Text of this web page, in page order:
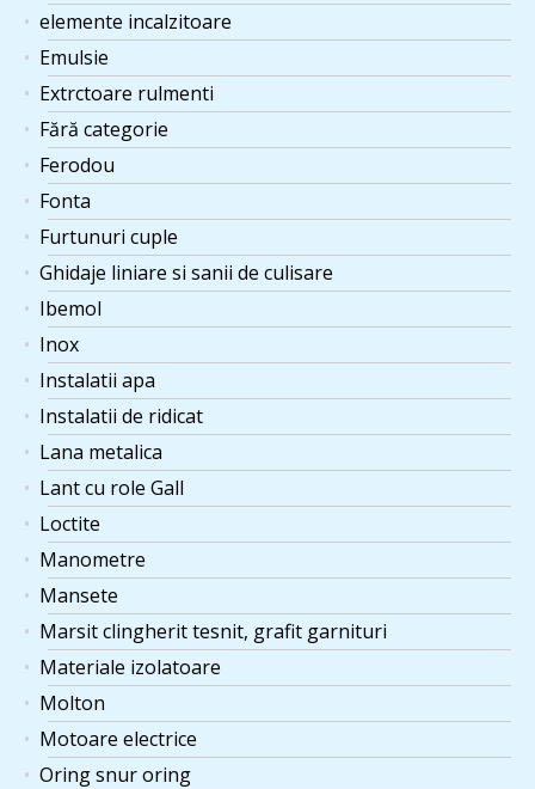
elemente incalzitoare
Emulsie
Extrctoare rulmenti
Fără categorie
Ferodou
Fonta
Furtunuri cuple
Ghidaje liniare si sanii de culisare
Ibemol
Inox
Instalatii apa
Instalatii de ridicat
Lana metalica
Lant cu role Gall
Loctite
Manometre
Mansete
Marsit clingherit tesnit, grafit garnituri
Materiale izolatoare
Molton
Motoare electrice
Oring snur oring